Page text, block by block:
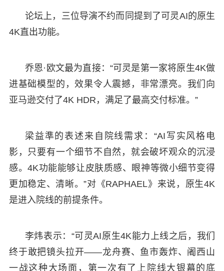
论坛上，三位导演不约而同提到了可灵AI的原生
4K直出功能。
乔恩·欧文最为直接：“可灵是第一家将原生4K做
进基础模型的，效果令人震撼，非常漂亮。我们向
亚马逊交付了4K HDR，满足了最高交付标准。”
梁益準的表述来自院线需求：“AI写实风格电
影，只要有一个细节不自然，就会破坏观众的沉浸
感。4K功能能够让皮肤质感、眼神等微小细节变得
更加稳定、清晰。”对《RAPHAEL》来说，原生4K
是进入院线的前提条件。
李炜表示：“可灵AI原生4K能力上线之后，我们
终于敢把镜头拉开——龙舟赛、鱼市轰炸、阇西山
一战这种大场面，第一次有了上院线大银幕的底